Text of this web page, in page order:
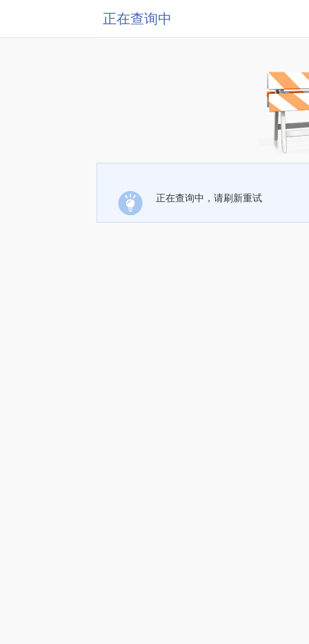
正在查询中
正在查询中，请刷新重试